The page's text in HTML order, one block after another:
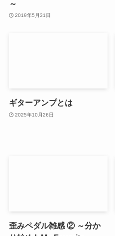
～
2019年5月31日
ギターアンプとは
2025年10月26日
歪みペダル雑感 ② ～分か